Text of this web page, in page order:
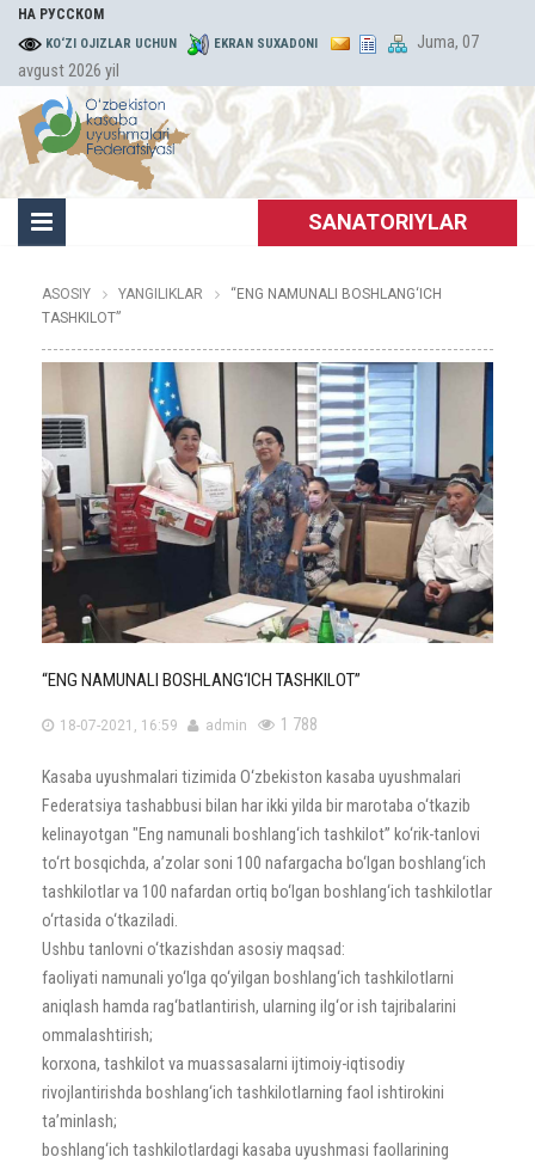
НА РУССКОМ
KO‘ZI OJIZLAR UCHUN EKRAN SUXADONI
Juma, 07
avgust 2026 yil
SANATORIYLAR
ASOSIY YANGILIKLAR
“ENG NAMUNALI BOSHLANG‘ICH
TASHKILOT”
“ENG NAMUNALI BOSHLANG‘ICH TASHKILOT”
18-07-2021, 16:59 admin 1 788
Kasaba uyushmalari tizimida O‘zbekiston kasaba uyushmalari
Federatsiya tashabbusi bilan har ikki yilda bir marotaba o‘tkazib
kelinayotgan "Eng namunali boshlang‘ich tashkilot” ko‘rik-tanlovi
to‘rt bosqichda, a’zolar soni 100 nafargacha bo‘lgan boshlang‘ich
tashkilotlar va 100 nafardan ortiq bo‘lgan boshlang‘ich tashkilotlar
o‘rtasida o‘tkaziladi.
Ushbu tanlovni o‘tkazishdan asosiy maqsad:
faoliyati namunali yo‘lga qo‘yilgan boshlang‘ich tashkilotlarni
aniqlash hamda rag‘batlantirish, ularning ilg‘or ish tajribalarini
ommalashtirish;
korxona, tashkilot va muassasalarni ijtimoiy-iqtisodiy
rivojlantirishda boshlang‘ich tashkilotlarning faol ishtirokini
ta’minlash;
boshlang‘ich tashkilotlardagi kasaba uyushmasi faollarining